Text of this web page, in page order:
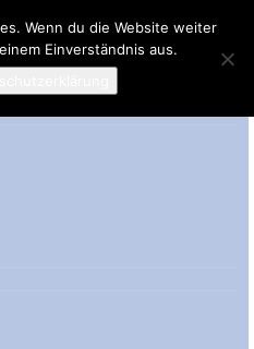
MENU
Wenn du die Website weiter
Einverständnis aus.